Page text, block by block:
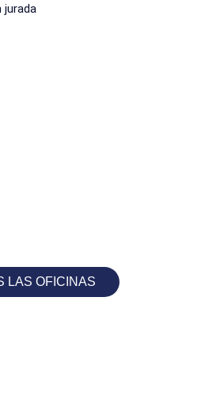
jurada
LAS OFICINAS